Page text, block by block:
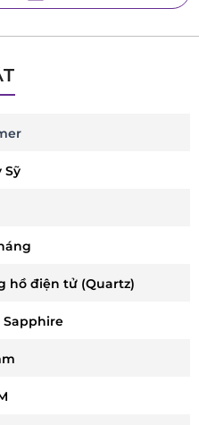
Sỹ
hồ điện tử (Quartz)
Sapphire